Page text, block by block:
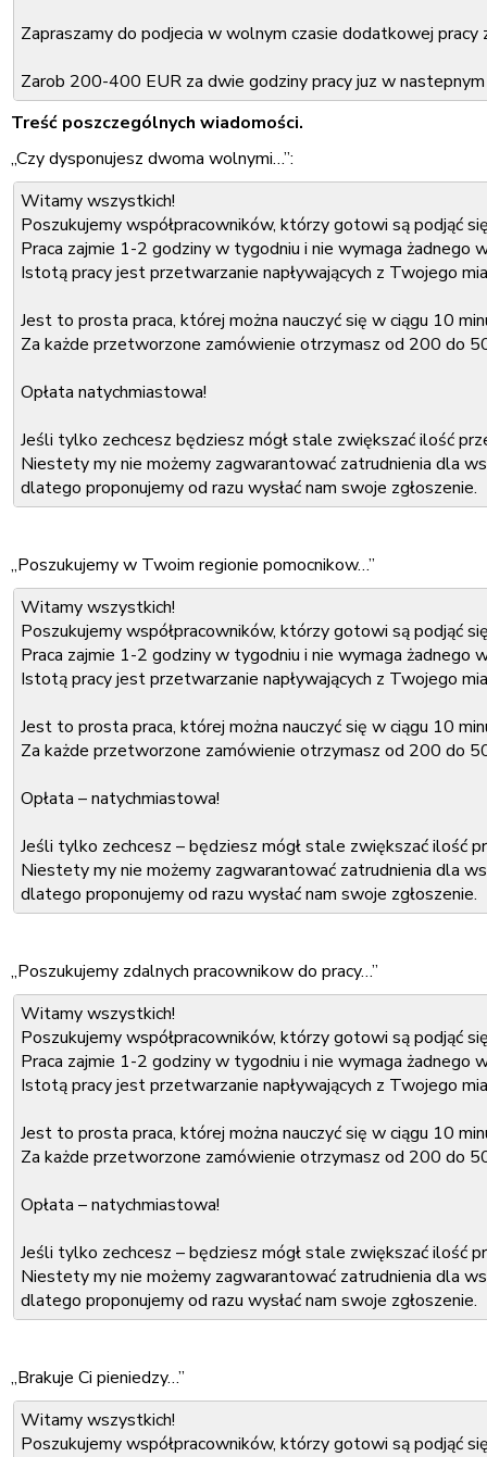
Zapraszamy do podjecia w wolnym czasie dodatkowej
Zarob 200-400 EUR za dwie godziny pracy juz w
Treść poszczególnych wiadomości.
„Czy dysponujesz dwoma wolnymi…”:
Witamy wszystkich!
Poszukujemy współpracowników, którzy gotowi są podjąć
Praca zajmie 1-2 godziny w tygodniu i nie wymaga żadnego
Istotą pracy jest przetwarzanie napływających z Twojego
Jest to prosta praca, której można nauczyć się w ciągu 10
Za każde przetworzone zamówienie otrzymasz od 200 do
Opłata natychmiastowa!
Jeśli tylko zechcesz będziesz mógł stale zwiększać ilość
Niestety my nie możemy zagwarantować zatrudnienia dla
dlatego proponujemy od razu wysłać nam swoje zgłoszenie.
Co należy podać w zgłoszeniu:
Imię i nazwisko:
Adres e-mail:
Miasto, w którym mieszkasz:
Wniosek należy wysłać na nasz adres e-mail: xxx@xxx.com
Odpowiedź otrzymasz w ciągu dwóch dni roboczych.
Z poważaniem,
„Poszukujemy w Twoim regionie pomocnikow…”
Witamy wszystkich!
Poszukujemy współpracowników, którzy gotowi są podjąć
Praca zajmie 1-2 godziny w tygodniu i nie wymaga żadnego
Istotą pracy jest przetwarzanie napływających z Twojego
Jest to prosta praca, której można nauczyć się w ciągu 10
Za każde przetworzone zamówienie otrzymasz od 200 do
Opłata – natychmiastowa!
Jeśli tylko zechcesz – będziesz mógł stale zwiększać ilość
Niestety my nie możemy zagwarantować zatrudnienia dla
dlatego proponujemy od razu wysłać nam swoje zgłoszenie.
Co należy podać w zgłoszeniu:
Imię i nazwisko:
Adres e-mail:
Miasto, w którym mieszkasz:
Wniosek należy wysłać na nasz adres e-mail: xxx@xxx.com
Odpowiedź otrzymasz w ciągu dwóch dni roboczych.
Z poważaniem,
„Poszukujemy zdalnych pracownikow do pracy…”
Witamy wszystkich!
Poszukujemy współpracowników, którzy gotowi są podjąć
Praca zajmie 1-2 godziny w tygodniu i nie wymaga żadnego
Istotą pracy jest przetwarzanie napływających z Twojego
Jest to prosta praca, której można nauczyć się w ciągu 10
Za każde przetworzone zamówienie otrzymasz od 200 do
Opłata – natychmiastowa!
Jeśli tylko zechcesz – będziesz mógł stale zwiększać ilość
Niestety my nie możemy zagwarantować zatrudnienia dla
dlatego proponujemy od razu wysłać nam swoje zgłoszenie.
Co należy podać w zgłoszeniu:
Imię i nazwisko:
„Brakuje Ci pieniedzy…”
Witamy wszystkich!
Poszukujemy współpracowników, którzy gotowi są podjąć